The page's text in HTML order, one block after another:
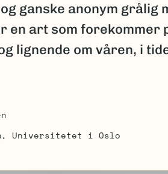
ganske anonym grålig
en art som forekommer
lignende om våren, i
Universitetet i Oslo